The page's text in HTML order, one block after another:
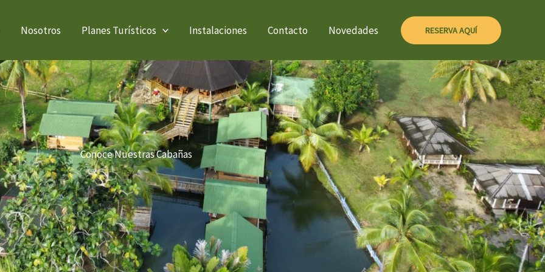
Nosotros Planes Turísticos Instalaciones Contacto Novedades RESERVA AQUÍ
Conoce Nuestras Cabañas